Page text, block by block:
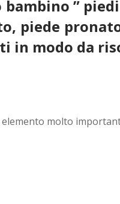
”
piede
in modo da
molto